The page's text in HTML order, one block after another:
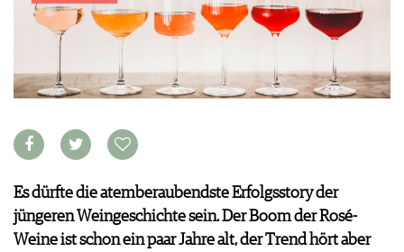
ABO
AUSGABE
VORTEILSWELT
BÜCHER
WEINSZENE
PORTRAITS
ARCHIV
ANMELDEN
AWARDS
GEWINNSPIELE
TRINKREIFETABELLE
WEINSUCHE
NEWSLETTER
WINE TRADE CLUB
Es dürfte die atemberaubendste Erfolgsstory der
jüngeren Weingeschichte sein. Der Boom der Rosé-
Weine ist schon ein paar Jahre alt, der Trend hört aber